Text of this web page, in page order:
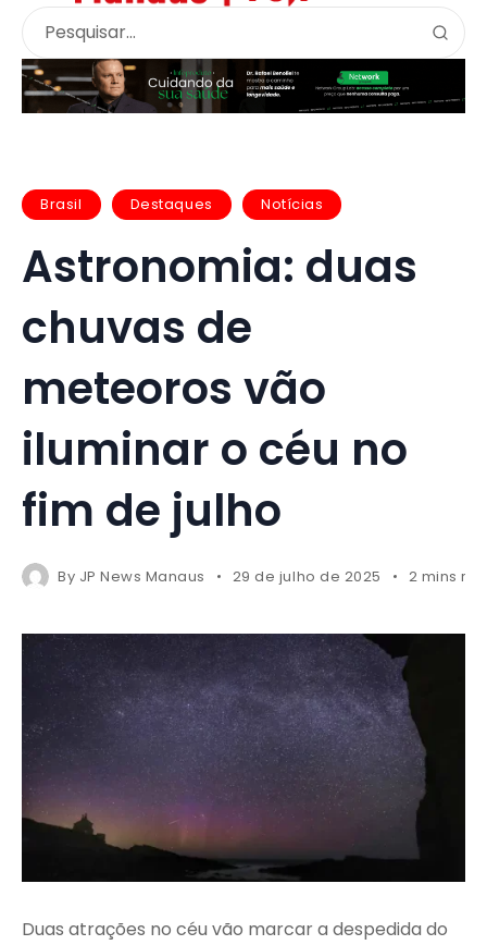
Brasil Destaques Notícias
Astronomia: duas
chuvas de
meteoros vão
iluminar o céu no
fim de julho
By JP News Manaus 29 de julho de 2025 2 mins
Duas atrações no céu vão marcar a despedida do